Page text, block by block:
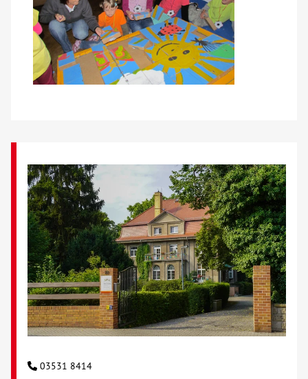
Spenden
Mitmachen
Karriere
Suche
Kontakt
AWO BB Süd
03531 8414